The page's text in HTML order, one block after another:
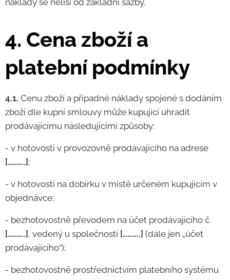
náklady se neliší od základní sazby.
4. Cena zboží a
platební podmínky
4.1. Cenu zboží a případné náklady spojené s dodáním
zboží dle kupní smlouvy může kupující uhradit
prodávajícímu následujícími způsoby:
- v hotovosti v provozovně prodávajícího na adrese
[………..] ;
- v hotovosti na dobírku v místě určeném kupujícím v
objednávce;
- bezhotovostně převodem na účet prodávajícího č.
[………..] , vedený u společnosti [………..] (dále jen „účet
prodávajícího“);
- bezhotovostně prostřednictvím platebního systému